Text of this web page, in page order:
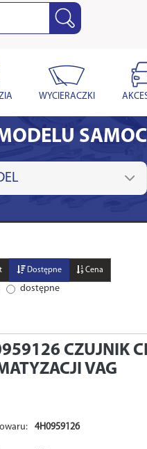
WYCIERACZKI
Dostępne Cena
dostępne
CZUJNIK
VAG
4H0959126